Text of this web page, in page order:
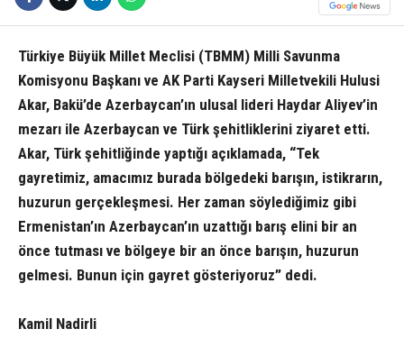
Türkiye Büyük Millet Meclisi (TBMM) Milli Savunma
Komisyonu Başkanı ve AK Parti Kayseri Milletvekili Hulusi
Akar, Bakü’de Azerbaycan’ın ulusal lideri Haydar Aliyev’in
mezarı ile Azerbaycan ve Türk şehitliklerini ziyaret etti.
Akar, Türk şehitliğinde yaptığı açıklamada, “Tek
gayretimiz, amacımız burada bölgedeki barışın, istikrarın,
huzurun gerçekleşmesi. Her zaman söylediğimiz gibi
Ermenistan’ın Azerbaycan’ın uzattığı barış elini bir an
önce tutması ve bölgeye bir an önce barışın, huzurun
gelmesi. Bunun için gayret gösteriyoruz” dedi.
Kamil Nadirli